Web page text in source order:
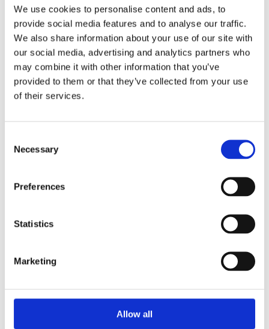
We use cookies to personalise content and ads, to
provide social media features and to analyse our traffic.
We also share information about your use of our site with
our social media, advertising and analytics partners who
may combine it with other information that you’ve
provided to them or that they’ve collected from your use
of their services.
Selection
Necessary
Preferences
Statistics
Marketing
Allow all
nous jouons dans l'ensemble du
processus d'automatisation, et nous
prenons nos responsabilités très au
sérieux.